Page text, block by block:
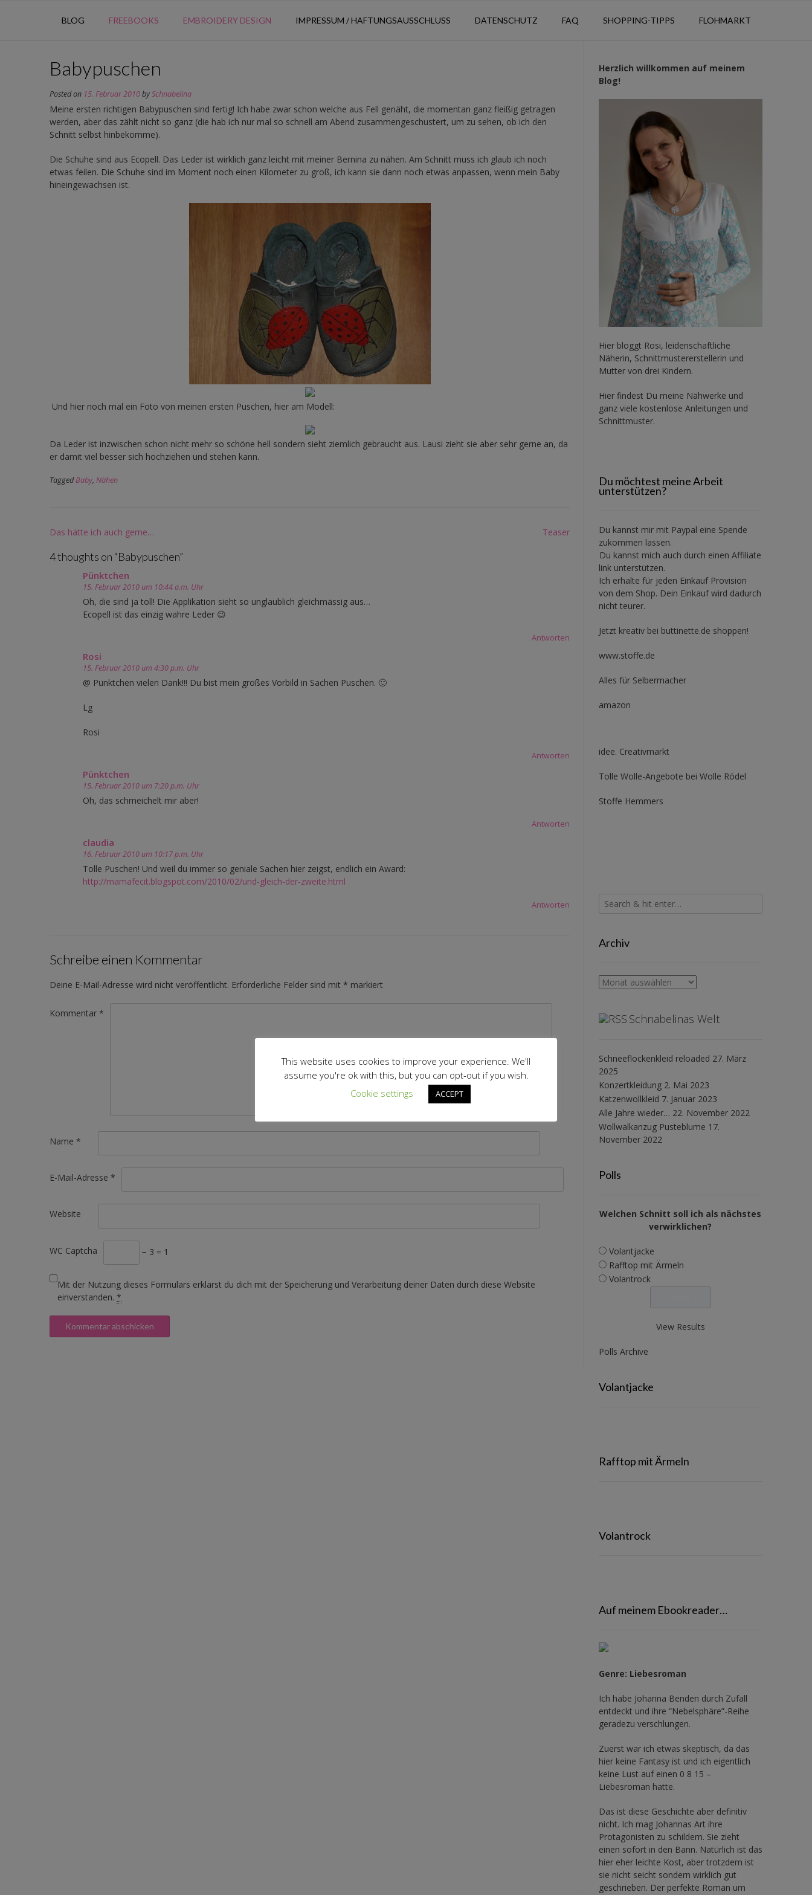
BLOG FREEBOOKS EMBROIDERY DESIGN IMPRESSUM / HAFTUNGSAUSSCHLUSS DATENSCHUTZ FAQ SHOPPING-TIPPS FLOHMARKT
Babypuschen
Posted on 15. Februar 2010bySchnabelina
Meine ersten richtigen Babypuschen sind fertig! Ich habe zwar schon welche aus Fell genäht, die momentan ganz fleißig getragen
werden, aber das zählt nicht so ganz (die hab ich nur mal so schnell am Abend zusammengeschustert, um zu sehen, ob ich den
Schnitt selbst hinbekomme).
Die Schuhe sind aus Ecopell. Das Leder ist wirklich ganz leicht mit meiner Bernina zu nähen. Am Schnitt muss ich glaub ich noch
etwas feilen. Die Schuhe sind im Moment noch einen Kilometer zu groß, ich kann sie dann noch etwas anpassen, wenn mein Baby
hineingewachsen ist.
Und hier noch mal ein Foto von meinen ersten Puschen, hier am Modell:
Da Leder ist inzwischen schon nicht mehr so schöne hell sondern sieht ziemlich gebraucht aus. Lausi zieht sie aber sehr gerne an, da
er damit viel besser sich hochziehen und stehen kann.
TaggedBaby, Nähen
Post
Das hätte ich auch gerne… Teaser
4 thoughts on “Babypuschen”
Pünktchen
15. Februar 2010 um 10:44 a.m. Uhr
Oh, die sind ja toll! Die Applikation sieht so unglaublich gleichmässig aus…
Ecopell ist das einzig wahre Leder 😉
Antworten
Rosi
15. Februar 2010 um 4:30 p.m. Uhr
@ Pünktchen vielen Dank!!! Du bist mein großes Vorbild in Sachen Puschen. 🙂
Lg
Rosi
Antworten
Pünktchen
15. Februar 2010 um 7:20 p.m. Uhr
Oh, das schmeichelt mir aber!
Antworten
claudia
16. Februar 2010 um 10:17 p.m. Uhr
Tolle Puschen! Und weil du immer so geniale Sachen hier zeigst, endlich ein Award:
http://mamafecit.blogspot.com/2010/02/und-gleich-der-zweite.html
Antworten
Schreibe einen Kommentar
Deine E-Mail-Adresse wird nicht veröffentlicht. Erforderliche Felder sind mit * markiert
Kommentar *
Name *
E-Mail-Adresse *
Website
WC Captcha − 3 = 1
Mit der Nutzung dieses Formulars erklärst du dich mit der Speicherung und Verarbeitung deiner Daten durch diese Website
einverstanden. *
Herzlich willkommen auf meinem
Blog!
Hier bloggt Rosi, leidenschaftliche
Näherin, Schnittmustererstellerin und
Mutter von drei Kindern.
Hier findest Du meine Nähwerke und
ganz viele kostenlose Anleitungen und
Schnittmuster.
Du möchtest meine Arbeit
unterstützen?
Du kannst mir mit Paypal eine Spende
zukommen lassen.
Du kannst mich auch durch einen Affiliate
link unterstützen.
Ich erhalte für jeden Einkauf Provision
von dem Shop. Dein Einkauf wird dadurch
nicht teurer.
Jetzt kreativ bei buttinette.de shoppen!
www.stoffe.de
Alles für Selbermacher
amazon
idee. Creativmarkt
Tolle Wolle-Angebote bei Wolle Rödel
Stoffe Hemmers
Archiv
Archiv
Schnabelinas Welt
Schneeflockenkleid reloaded 27. März
2025
Konzertkleidung 2. Mai 2023
Katzenwollkleid 7. Januar 2023
Alle Jahre wieder… 22. November 2022
Wollwalkanzug Pusteblume 17.
November 2022
Polls
Welchen Schnitt soll ich als nächstes
verwirklichen?
Volantjacke
Rafftop mit Ärmeln
Volantrock
View Results
Polls Archive
Volantjacke
Rafftop mit Ärmeln
Volantrock
Auf meinem Ebookreader…
Genre: Liebesroman
Ich habe Johanna Benden durch Zufall
entdeckt und ihre “Nebelsphäre”-Reihe
geradezu verschlungen.
Zuerst war ich etwas skeptisch, da das
hier keine Fantasy ist und ich eigentlich
keine Lust auf einen 0 8 15 –
Liebesroman hatte.
Das ist diese Geschichte aber definitiv
nicht. Ich mag Johannas Art ihre
Protagonisten zu schildern. Sie zieht
einen sofort in den Bann. Natürlich ist das
hier eher leichte Kost, aber trotzdem ist
sie nicht seicht sondern wirklich gut
geschrieben. Der perfekte Roman um
This website uses cookies to improve your experience. We'll
assume you're ok with this, but you can opt-out if you wish.
Cookie settings
ACCEPT